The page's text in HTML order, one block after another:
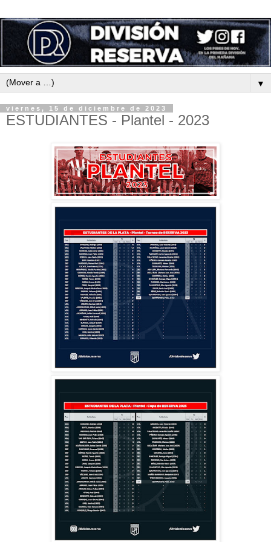
▼
viernes, 15 de diciembre de 2023
ESTUDIANTES - Plantel - 2023